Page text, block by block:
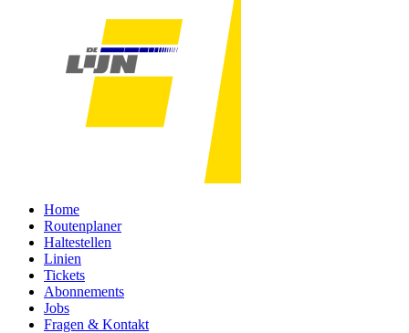
Home
Routenplaner
Haltestellen
Linien
Tickets
Abonnements
Jobs
Fragen & Kontakt